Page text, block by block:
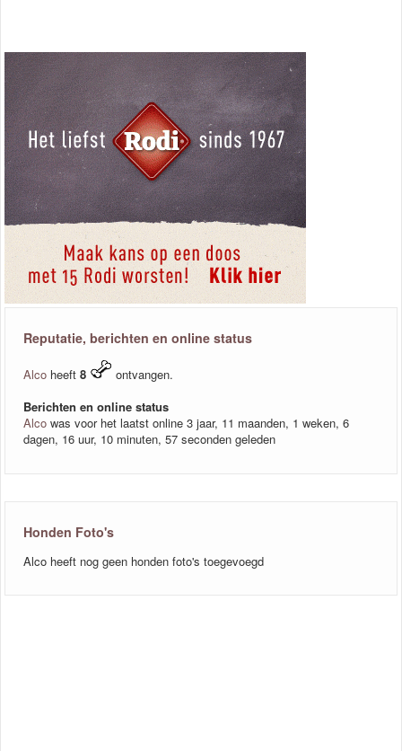
Reputatie, berichten en online status
Alco heeft 8
ontvangen.
Berichten en online status
Alco was voor het laatst online 3 jaar, 11 maanden, 1 weken, 6
dagen, 16 uur, 10 minuten, 57 seconden geleden
Honden Foto's
Alco heeft nog geen honden foto's toegevoegd